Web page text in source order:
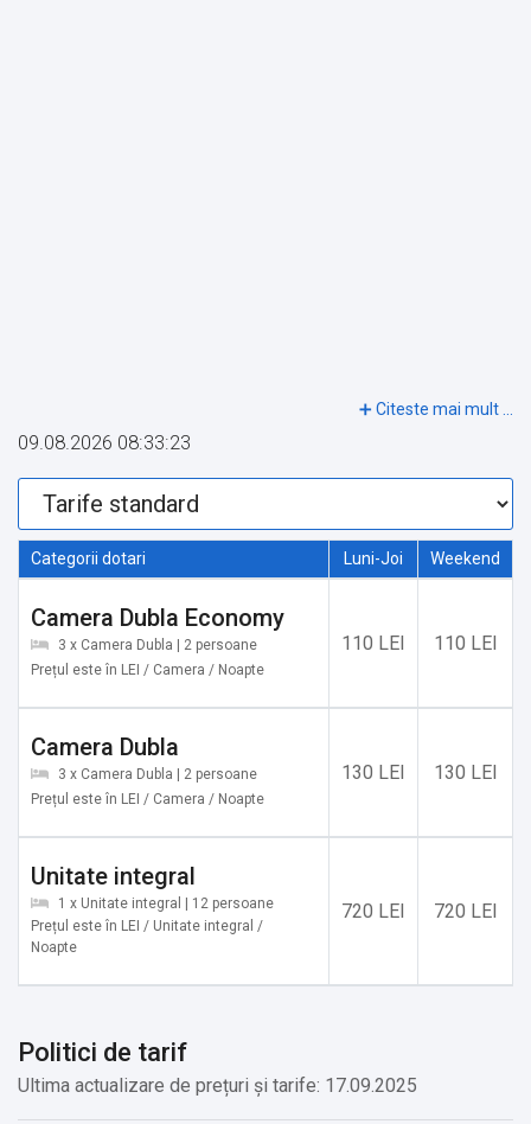
09.08.2026 08:33:23
Categorii dotari Luni-Joi Weekend
Camera Dubla Economy
3 x Camera Dubla | 2 persoane
Prețul este în LEI / Camera / Noapte
110 LEI 110 LEI
Camera Dubla
3 x Camera Dubla | 2 persoane
Prețul este în LEI / Camera / Noapte
130 LEI 130 LEI
Unitate integral
1 x Unitate integral | 12 persoane
Prețul este în LEI / Unitate integral /
Noapte
720 LEI 720 LEI
Politici de tarif
Ultima actualizare de prețuri și tarife: 17.09.2025